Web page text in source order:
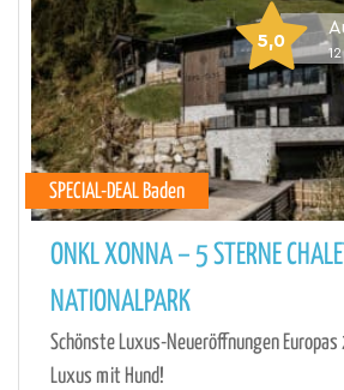
5,0
12
SPECIAL-DEAL Baden
ONKL XONNA – 5 STERNE
NATIONALPARK
Schönste Luxus-Neueröffnungen
Luxus mit Hund!